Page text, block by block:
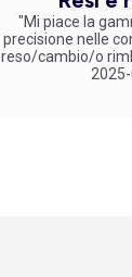
"Mi piace la
precisione nelle
reso/cambio/o